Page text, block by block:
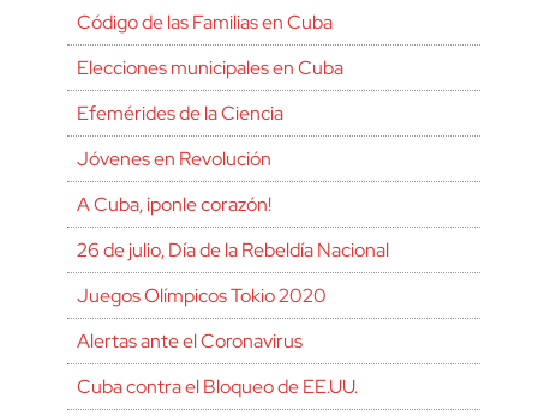
Código de las Familias en Cuba
Elecciones municipales en Cuba
Efemérides de la Ciencia
Jóvenes en Revolución
A Cuba, ¡ponle corazón!
26 de julio, Día de la Rebeldía Nacional
Juegos Olímpicos Tokio 2020
Alertas ante el Coronavirus
Cuba contra el Bloqueo de EE.UU.